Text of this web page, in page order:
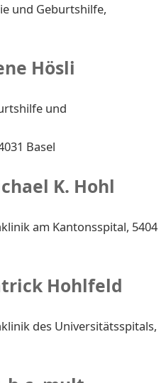
und Geburtshilfe,
Hösli
und
Basel
K. Hohl
am Kantonsspital, 5404
Hohlfeld
des Universitätsspitals,